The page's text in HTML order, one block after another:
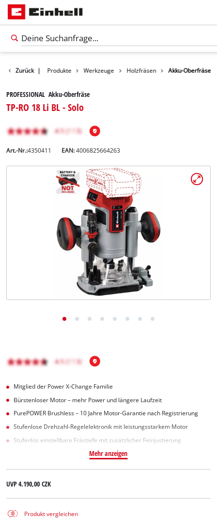
Zurück | Produkte Werkzeuge Holzfräsen Akku-Oberfräse
PROFESSIONAL Akku-Oberfräse
TP-RO 18 Li BL - Solo
Art.-Nr.:4350411 EAN:4006825664263
Mitglied der Power X-Change Familie
Bürstenloser Motor – mehr Power und längere Laufzeit
PurePOWER Brushless – 10 Jahre Motor-Garantie nach Registrierung
Stufenlose Drehzahl-Regelelektronik mit leistungsstarkem Motor
Stufenlos einstellbare Frästiefe mit zusätzlicher Feinjustierung
Mehr anzeigen
UVP4.190,00 CZK
Produkt vergleichen